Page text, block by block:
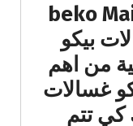
beko
بيكو
من اهم
غسالات
تتم